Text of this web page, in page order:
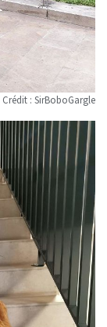
Crédit : SirBoboGargle